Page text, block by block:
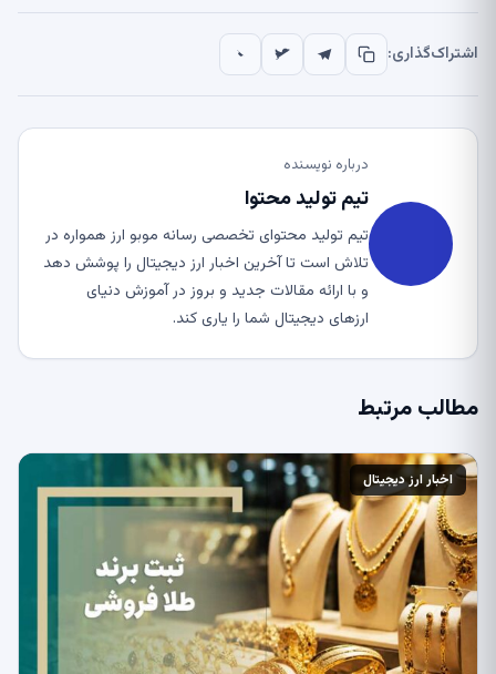
اشتراک‌گذاری:
درباره نویسنده
تیم تولید محتوا
تیم تولید محتوای تخصصی رسانه موبو ارز همواره در
تلاش است تا آخرین اخبار ارز دیجیتال را پوشش دهد
و با ارائه مقالات جدید و بروز در آموزش دنیای
ارزهای دیجیتال شما را یاری کند.
مطالب مرتبط
اخبار ارز دیجیتال